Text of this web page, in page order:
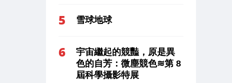
雪球地球
宇宙繼起的競豔，原是異
色的自芳：微塵競色≋第 8
屆科學攝影特展